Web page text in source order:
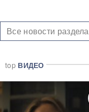
Все новости раздела
top ВИДЕО